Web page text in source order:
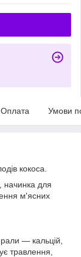
Оплата Умови
кокоса.
начинка для
м'ясних
— кальцій,
травлення,